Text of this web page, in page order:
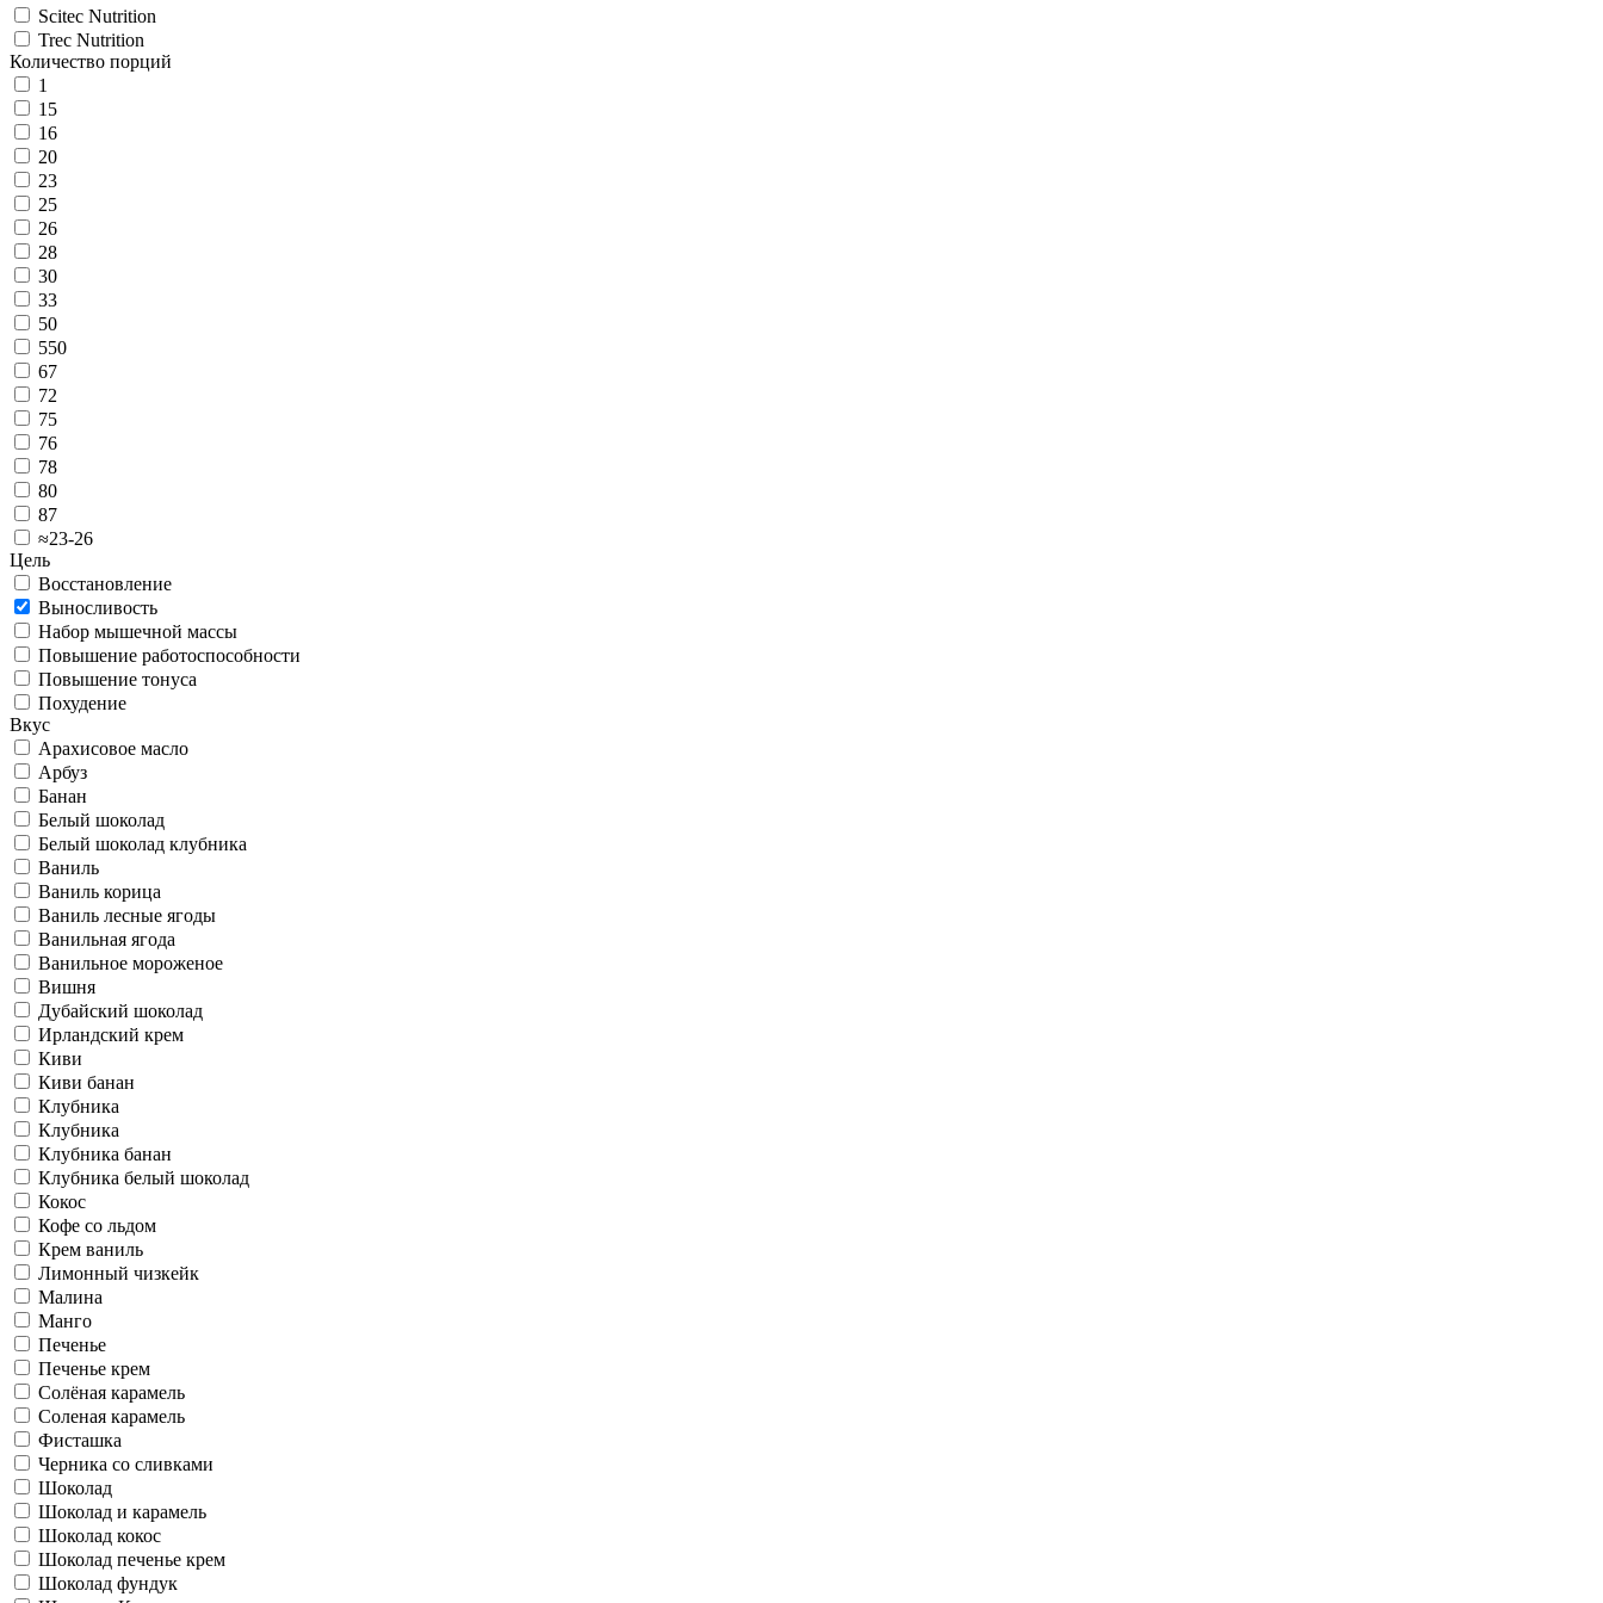
Scitec Nutrition
Trec Nutrition
Количество порций
1
15
16
20
23
25
26
28
30
33
50
550
67
72
75
76
78
80
87
≈23-26
Цель
Восстановление
Выносливость
Набор мышечной массы
Повышение работоспособности
Повышение тонуса
Похудение
Вкус
Арахисовое масло
Арбуз
Банан
Белый шоколад
Белый шоколад клубника
Ваниль
Ваниль корица
Ваниль лесные ягоды
Ванильная ягода
Ванильное мороженое
Вишня
Дубайский шоколад
Ирландский крем
Киви
Киви банан
Клубника
Клубника
Клубника банан
Клубника белый шоколад
Кокос
Кофе со льдом
Крем ваниль
Лимонный чизкейк
Малина
Манго
Печенье
Печенье крем
Солёная карамель
Соленая карамель
Фисташка
Черника со сливками
Шоколад
Шоколад и карамель
Шоколад кокос
Шоколад печенье крем
Шоколад фундук